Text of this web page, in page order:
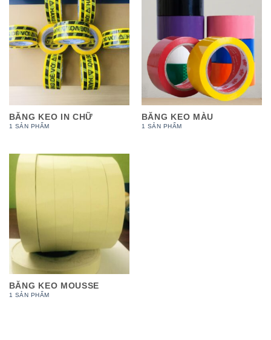
BĂNG KEO IN CHỮ
1 SẢN PHẨM
BĂNG KEO MÀU
1 SẢN PHẨM
BĂNG KEO MOUSSE
1 SẢN PHẨM